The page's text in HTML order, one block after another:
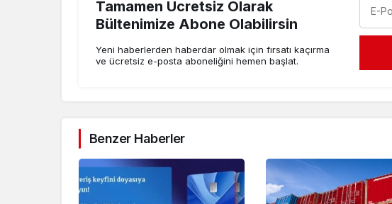
Tamamen Ücretsiz Olarak
Bültenimize Abone Olabilirsin
Yeni haberlerden haberdar olmak için fırsatı kaçırma
ve ücretsiz e-posta aboneliğini hemen başlat.
Benzer Haberler